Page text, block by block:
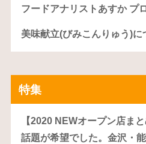
フードアナリストあすか プ
美味献立(びみこんりゅう)に
特集
【2020 NEWオープン店ま
話題が希望でした。金沢・